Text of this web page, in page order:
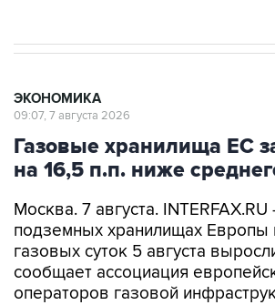
ЭКОНОМИКА
09:07, 7 августа 2026
Газовые хранилища ЕС
на 16,5 п.п. ниже
Москва. 7 августа.
подземных хранилищах Европы
газовых суток 5 августа
сообщает ассоциация
операторов газовой